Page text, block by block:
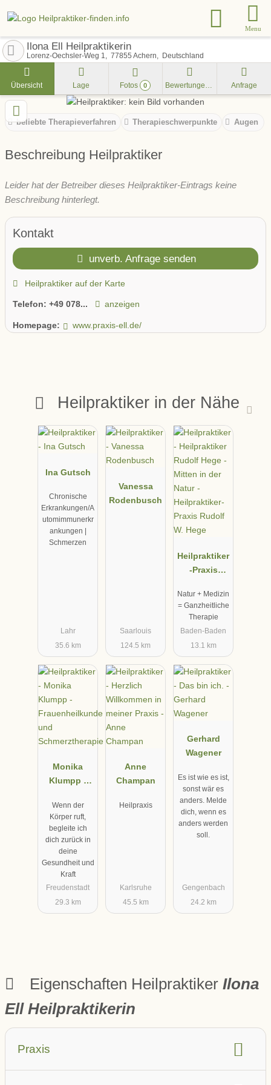
Menu
Ilona Ell Heilpraktikerin
Lorenz-Oechsler-Weg 1 77855 Achern Deutschland
Übersicht Lage Fotos 0 Bewertungen Anfrage
beliebte Therapieverfahren Therapieschwerpunkte Augen
Beschreibung Heilpraktiker
Leider hat der Betreiber dieses Heilpraktiker-Eintrags keine
Beschreibung hinterlegt.
Kontakt
unverb. Anfrage senden
Heilpraktiker auf der Karte
Telefon: +49 078... anzeigen
Homepage: www.praxis-ell.de/
Heilpraktiker in der Nähe
Ina Gutsch
Chronische
Erkrankungen/A
utomimmunerkr
ankungen |
Schmerzen
Lahr
35.6 km
Vanessa
Rodenbusch
Saarlouis
124.5 km
Heilpraktiker
-Praxis
Hege
Natur + Medizin
= Ganzheitliche
Therapie
Baden-Baden
13.1 km
Monika
Klumpp -
unde und
Schmerzther
apie
Wenn der
Körper ruft,
begleite ich
dich zurück in
deine
Gesundheit und
Kraft
Freudenstadt
29.3 km
Anne
Champan
Heilpraxis
Karlsruhe
45.5 km
Gerhard
Wagener
Es ist wie es ist,
sonst wär es
anders. Melde
dich, wenn es
anders werden
soll.
Gengenbach
24.2 km
Eigenschaften Heilpraktiker Ilona
Ell Heilpraktikerin
Praxis